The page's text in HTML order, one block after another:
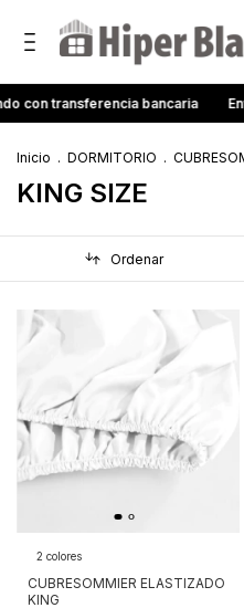
con transferencia bancaria
Inicio . DORMITORIO .
KING SIZE
Ordenar
2 colores
CUBRESOMMIER ELASTIZADO
KING